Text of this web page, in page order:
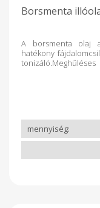
Borsmenta
A borsmenta olaj
hatékony
bedörzsölőszer,
használható még